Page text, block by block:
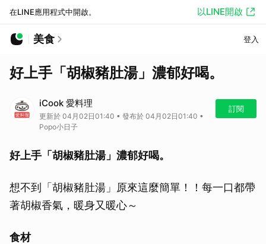
在LINE應用程式中開啟。 以LINE開啟
美食 登入
好上手「胡椒豬肚湯」濃郁好喝。
iCook 愛料理
更新於 04月02日01:40 • 發布於 04月02日01:40 •
Popo小日子
訂閱
好上手「胡椒豬肚湯」濃郁好喝。
想不到「胡椒豬肚湯」原來這麼簡單！！每一口都帶
著胡椒香氣，暖身又暖心～
食材